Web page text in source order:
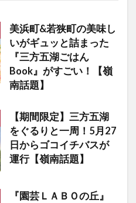
美浜町&若狭町の美味し
いがギュッと詰まった
『三方五湖ごはん
Book』がすごい！【嶺
南話題】
【期間限定】三方五湖
をぐるりと一周！5月27
日からゴコイチバスが
運行【嶺南話題】
『園芸ＬＡＢＯの丘』